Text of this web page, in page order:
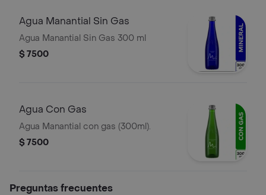
Agua Manantial Sin Gas
Agua Manantial Sin Gas 300 ml
$ 7500
Agua Con Gas
Agua Manantial con gas (300ml).
$ 7500
Preguntas frecuentes